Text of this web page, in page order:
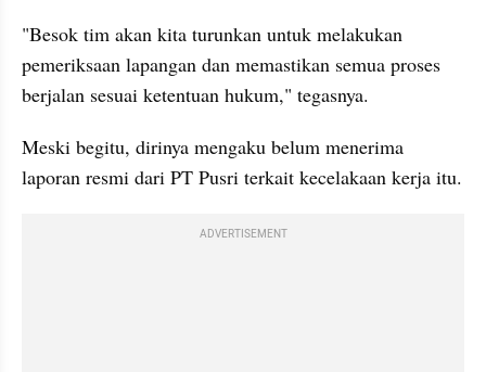
"Besok tim akan kita turunkan untuk melakukan
pemeriksaan lapangan dan memastikan semua proses
berjalan sesuai ketentuan hukum," tegasnya.
Meski begitu, dirinya mengaku belum menerima
laporan resmi dari PT Pusri terkait kecelakaan kerja itu.
ADVERTISEMENT